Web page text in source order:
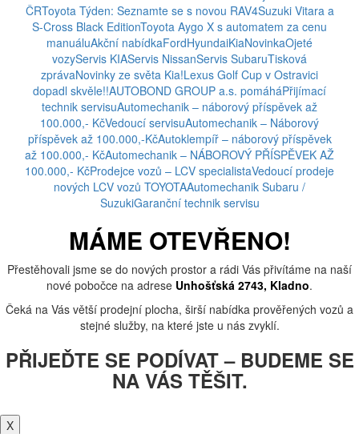
ČRToyota Týden: Seznamte se s novou RAV4Suzuki Vitara a
S-Cross Black EditionToyota Aygo X s automatem za cenu
manuáluAkční nabídkaFordHyundaiKiaNovinkaOjeté
vozyServis KIAServis NissanServis SubaruTisková
zprávaNovinky ze světa Kia!Lexus Golf Cup v Ostravici
dopadl skvěle!!AUTOBOND GROUP a.s. pomáháPřijímací
technik servisuAutomechanik – náborový příspěvek až
100.000,- KčVedoucí servisuAutomechanik – Náborový
příspěvek až 100.000,-KčAutoklempíř – náborový příspěvek
až 100.000,- KčAutomechanik – NÁBOROVÝ PŘÍSPĚVEK AŽ
100.000,- KčProdejce vozů – LCV specialistaVedoucí prodeje
nových LCV vozů TOYOTAAutomechanik Subaru /
SuzukiGaranční technik servisu
MÁME OTEVŘENO!
Přestěhovali jsme se do nových prostor a rádi Vás přivítáme na naší
nové pobočce na adrese Unhošťská 2743, Kladno.
Čeká na Vás větší prodejní plocha, širší nabídka prověřených vozů a
stejné služby, na které jste u nás zvyklí.
PŘIJEĎTE SE PODÍVAT – BUDEME SE
NA VÁS TĚŠIT.
X